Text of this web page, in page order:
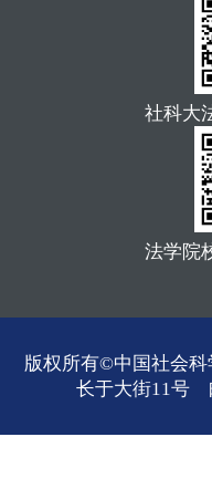
社科大
法学院
版权所有©中国社会
长于大街11号